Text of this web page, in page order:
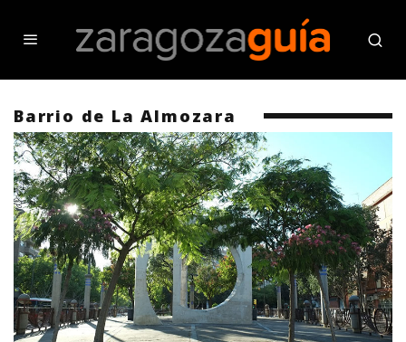
Barrio de La Almozara